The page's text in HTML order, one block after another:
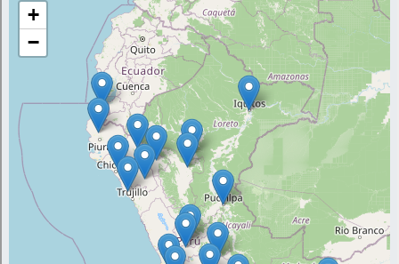
Este catálogo contribuye a conocer parte de
la amplia diversidad de papas nativas que
se conserva para la seguridad alimentaria
global y con potencial para seleccionar
material genético con características de
interés para el mercado y a riesgos de
cambio climático.